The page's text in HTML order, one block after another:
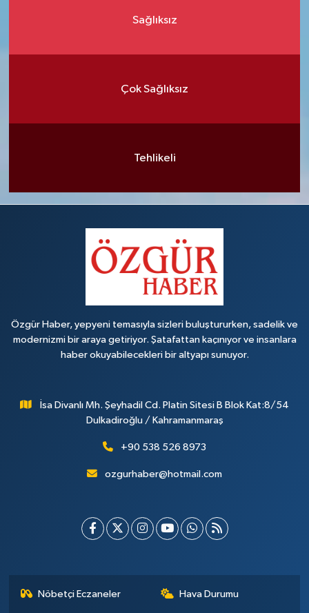
Sağlıksız
Çok Sağlıksız
Tehlikeli
Özgür Haber, yepyeni temasıyla sizleri buluştururken, sadelik ve
modernizmi bir araya getiriyor. Şatafattan kaçınıyor ve insanlara
haber okuyabilecekleri bir altyapı sunuyor.
İsa Divanlı Mh. Şeyhadil Cd. Platin Sitesi B Blok Kat:8/54
Dulkadiroğlu / Kahramanmaraş
+90 538 526 8973
ozgurhaber@hotmail.com
Nöbetçi Eczaneler Hava Durumu